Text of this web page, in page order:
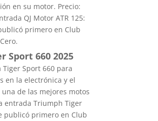
en su motor. Precio:
QJ Motor ATR 125:
primero en Club
Sport 660 2025
Sport 660 para
en la electrónica y el
de las mejores motos
entrada Triumph Tiger
publicó primero en Club